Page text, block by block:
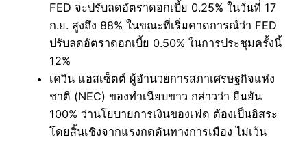
FED จะปรับลดอัตราดอกเบี้ย 0.25% ในวันที่ 17
ก.ย. สูงถึง 88% ในขณะที่เริ่มคาดการณ์ว่า FED
ปรับลดอัตราดอกเบี้ย 0.50% ในการประชุมครั้งนี้
12%
เควิน แฮสเซ็ตต์ ผู้อำนวยการสภาเศรษฐกิจแห่ง
ชาติ (NEC) ของทำเนียบขาว กล่าวว่า ยืนยัน
100% ว่านโยบายการเงินของเฟด ต้องเป็นอิสระ
โดยสิ้นเชิงจากแรงกดดันทางการเมือง ไม่เว้น